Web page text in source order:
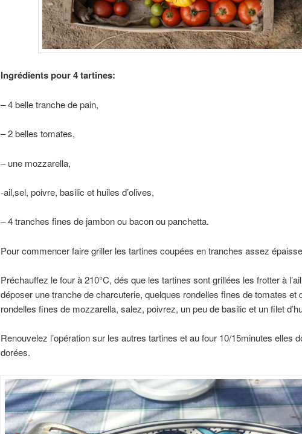
Ingrédients pour 4 tartines:
– 4 belle tranche de pain,
– 2 belles tomates,
– une mozzarella,
-ail,sel, poivre, basilic et huiles d’olives,
– 4 tranches fines de jambon ou bacon ou panchetta.
Pour commencer faire griller les tartines coupées en tranches assez
Préchauffez le four à 210°C, dés que les tartines sont grillées les frotter à
déposer une tranche de charcuterie, quelques rondelles fines de tomates et
rondelles fines de mozzarella, salez, poivrez, un peu de basilic et un filet
Renouvelez l’opération sur les autres tartines et au four 10/15minutes elles
dorées.